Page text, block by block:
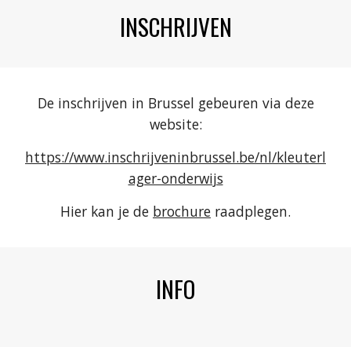
INSCHRIJVEN
De inschrijven in Brussel gebeuren via deze
website:
https://www.inschrijveninbrussel.be/nl/kleuterl
ager-onderwijs
Hier kan je de brochure raadplegen.
INFO